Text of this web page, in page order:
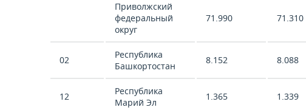
Приволжский
федеральный
округ
71.990 71.310
02
Республика
Башкортостан
8.152 8.088
12
Республика
Марий Эл
1.365 1.339